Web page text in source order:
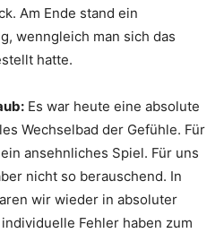
Am Ende stand ein
wenngleich man sich das
hatte.
Es war heute eine absolute
Wechselbad der Gefühle. Für
ansehnliches Spiel. Für uns
nicht so berauschend. In
wir wieder in absoluter
Fehler haben zum